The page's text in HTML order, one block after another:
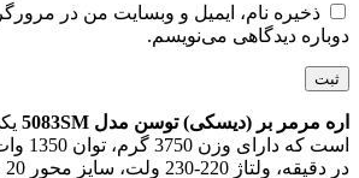
ذخیره نام، ایمیل و وبسایت من در
دوباره دیدگاهی می‌نویسم.
اره مرمر بر (دیسکی) توسن مدل 5083SM